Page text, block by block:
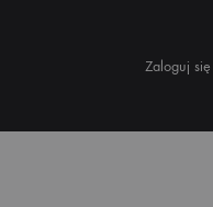
Zaloguj się